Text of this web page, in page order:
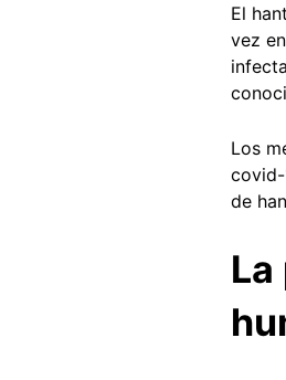
El
vez
Los
covid-
de